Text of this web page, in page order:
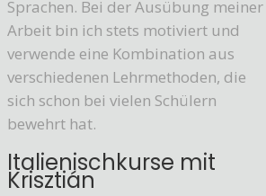
Sprachen. Bei der Ausübung meiner
Arbeit bin ich stets motiviert und
verwende eine Kombination aus
verschiedenen Lehrmethoden, die
sich schon bei vielen Schülern
bewehrt hat.
Italienischkurse mit
Krisztián